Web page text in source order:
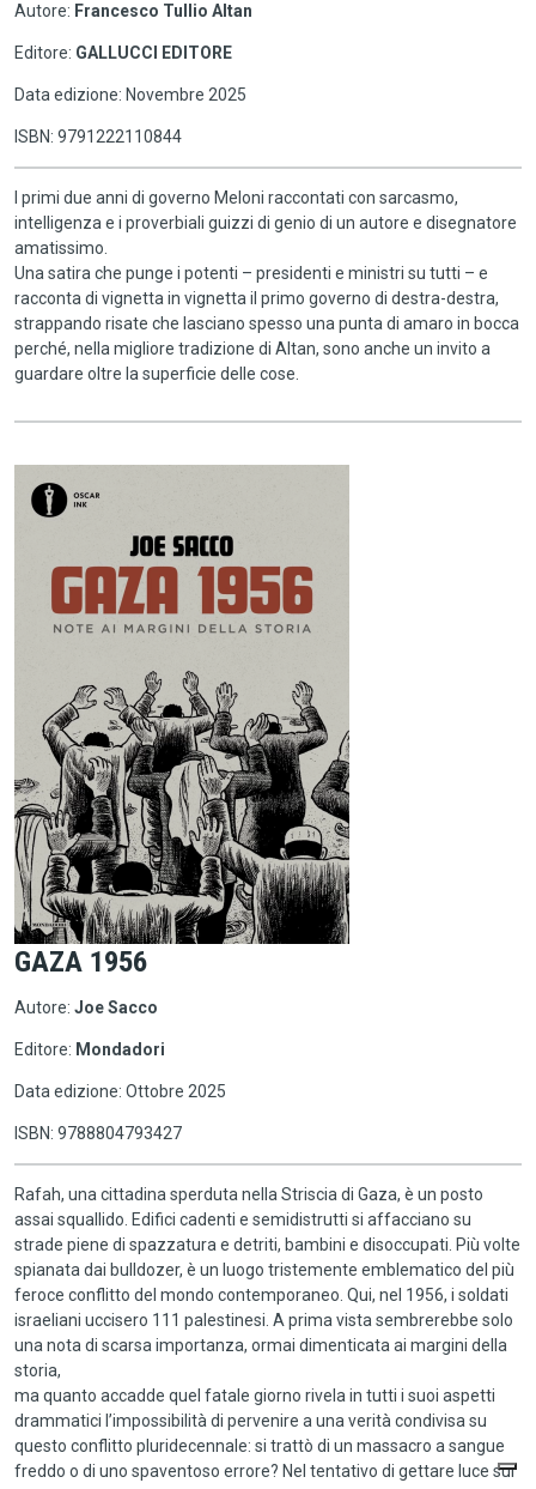
Autore: Francesco Tullio Altan
Editore: GALLUCCI EDITORE
Data edizione: Novembre 2025
ISBN: 9791222110844
I primi due anni di governo Meloni raccontati con sarcasmo,
intelligenza e i proverbiali guizzi di genio di un autore e disegnatore
amatissimo.
Una satira che punge i potenti – presidenti e ministri su tutti – e
racconta di vignetta in vignetta il primo governo di destra-destra,
strappando risate che lasciano spesso una punta di amaro in bocca
perché, nella migliore tradizione di Altan, sono anche un invito a
guardare oltre la superficie delle cose.
GAZA 1956
Autore: Joe Sacco
Editore: Mondadori
Data edizione: Ottobre 2025
ISBN: 9788804793427
Rafah, una cittadina sperduta nella Striscia di Gaza, è un posto
assai squallido. Edifici cadenti e semidistrutti si affacciano su
strade piene di spazzatura e detriti, bambini e disoccupati. Più volte
spianata dai bulldozer, è un luogo tristemente emblematico del più
feroce conflitto del mondo contemporaneo. Qui, nel 1956, i soldati
israeliani uccisero 111 palestinesi. A prima vista sembrerebbe solo
una nota di scarsa importanza, ormai dimenticata ai margini della
storia,
ma quanto accadde quel fatale giorno rivela in tutti i suoi aspetti
drammatici l’impossibilità di pervenire a una verità condivisa su
questo conflitto pluridecennale: si trattò di un massacro a sangue
freddo o di uno spaventoso errore? Nel tentativo di gettare luce sul